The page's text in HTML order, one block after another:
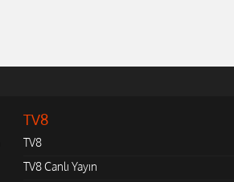
TV8
TV8
TV8 Canlı Yayın